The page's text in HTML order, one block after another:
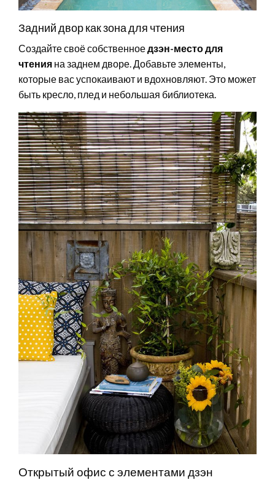
Задний двор как зона для чтения
Создайте своё собственное дзэн-место для
чтения на заднем дворе. Добавьте элементы,
которые вас успокаивают и вдохновляют. Это может
быть кресло, плед и небольшая библиотека.
Открытый офис с элементами дзэн